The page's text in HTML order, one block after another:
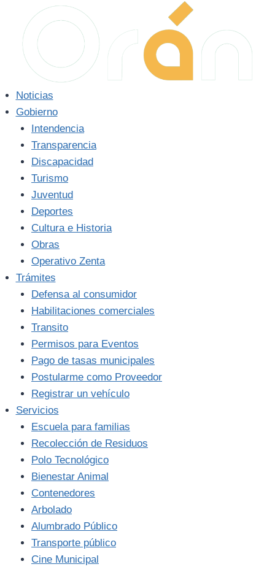
contenido
Noticias
Gobierno
Intendencia
Transparencia
Discapacidad
Turismo
Juventud
Deportes
Cultura e Historia
Obras
Operativo Zenta
Trámites
Defensa al consumidor
Habilitaciones comerciales
Transito
Permisos para Eventos
Pago de tasas municipales
Postularme como Proveedor
Registrar un vehículo
Servicios
Escuela para familias
Recolección de Residuos
Polo Tecnológico
Bienestar Animal
Contenedores
Arbolado
Alumbrado Público
Transporte público
Cine Municipal